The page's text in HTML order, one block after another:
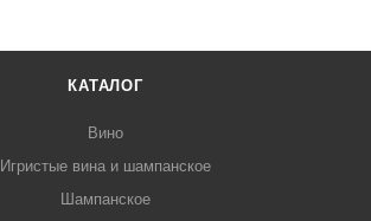
КАТАЛОГ
Вино
Игристые вина и шампанское
Шампанское